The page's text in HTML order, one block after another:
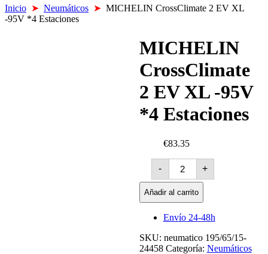
Inicio ➤ Neumáticos ➤ MICHELIN CrossClimate 2 EV XL
-95V *4 Estaciones
MICHELIN
CrossClimate
2 EV XL -95V
*4 Estaciones
€83.35
-
MICHELIN
CrossClimate
2
EV
XL
*4
cantidad
+
Añadir al carrito
Envío 24-48h
SKU: neumatico 195/65/15-
24458 Categoría: Neumáticos